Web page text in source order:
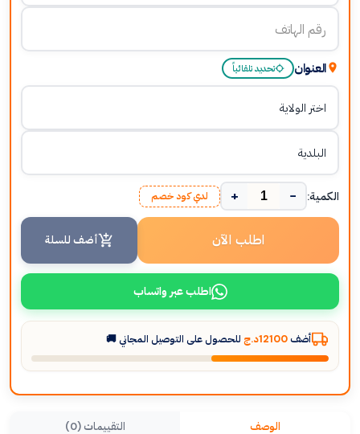
العنوان تحديد تلقائياً
الكمية: −
+ لدي كود خصم
اطلب الآن أضف للسلة
اطلب عبر واتساب
أضف 12100د.ج للحصول على التوصيل المجاني 🚚
الوصف التقييمات (0)